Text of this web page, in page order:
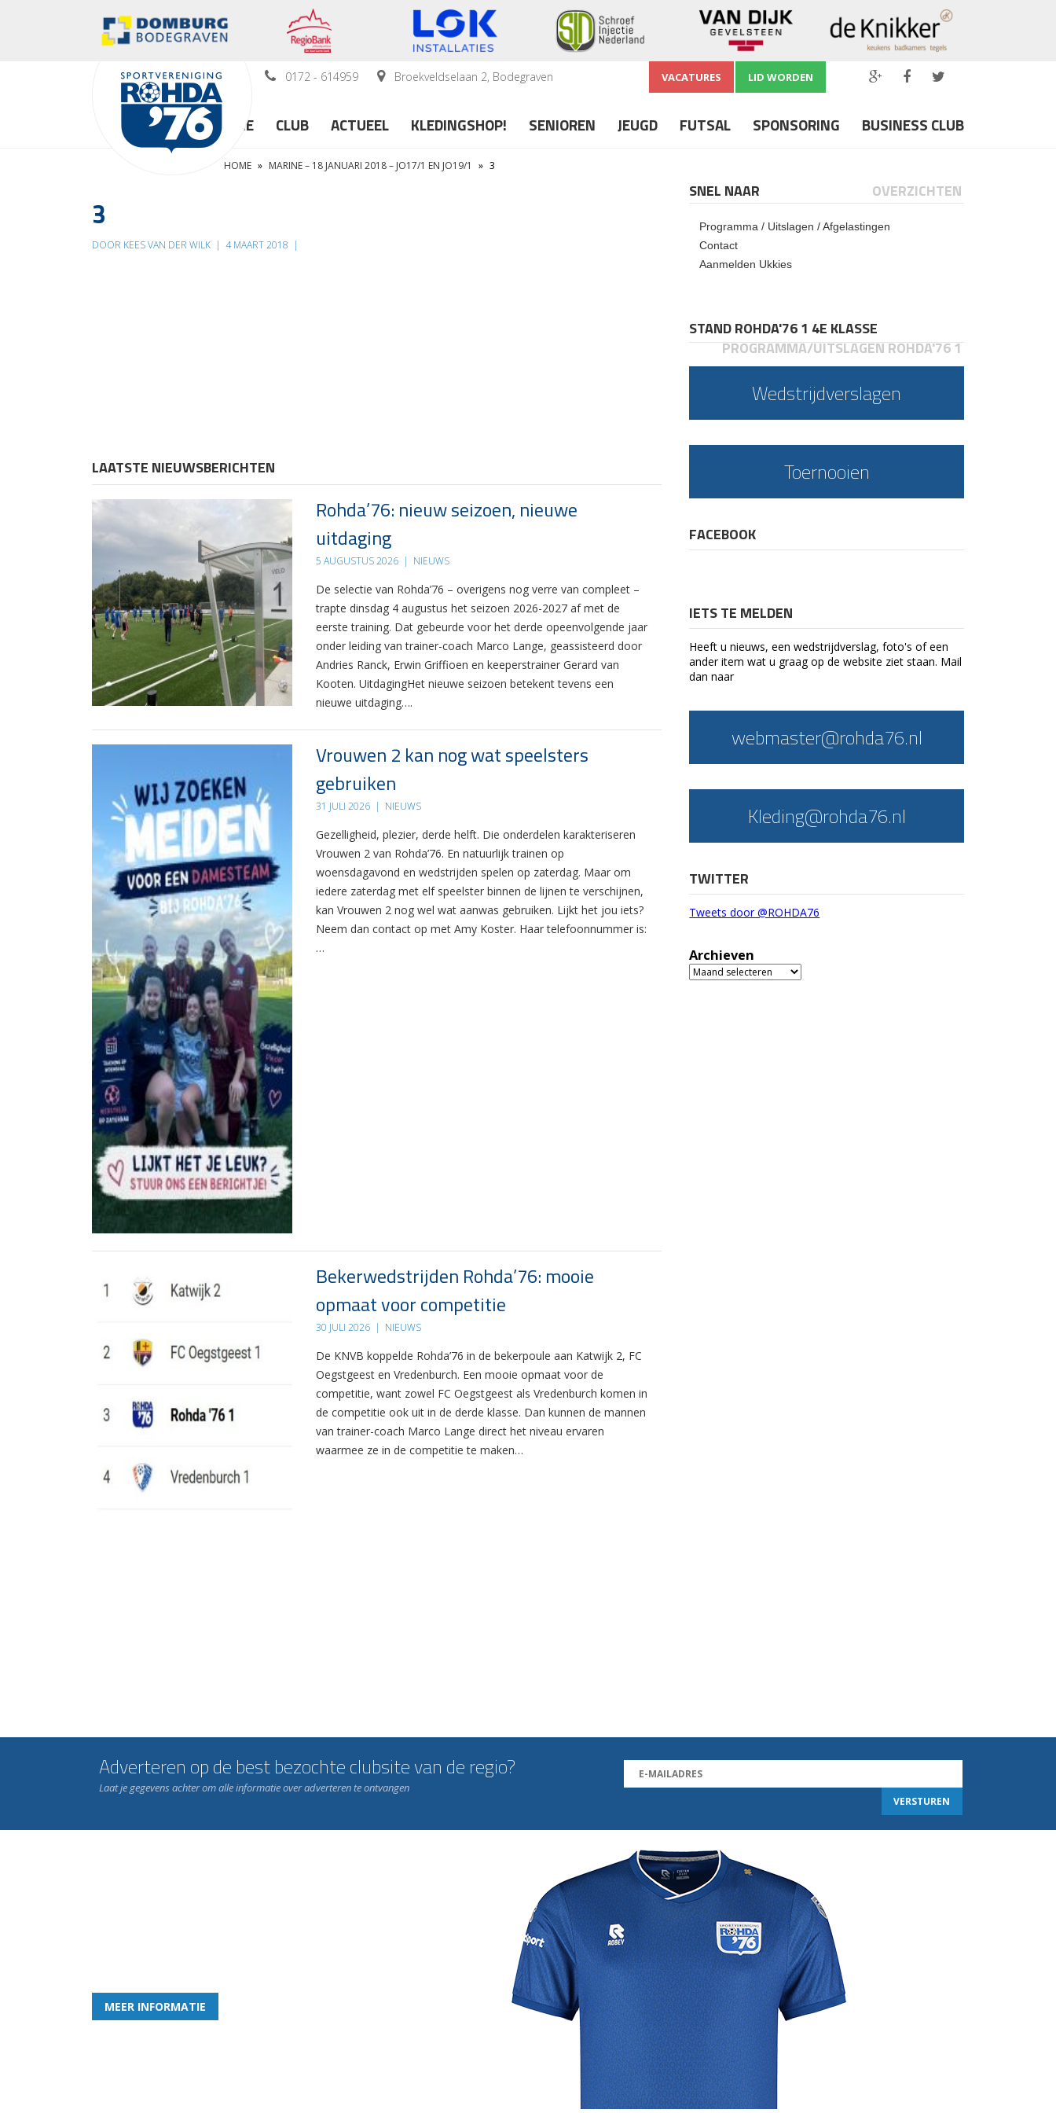
0172 - 614959 Broekveldselaan 2, Bodegraven VACATURES LID WORDEN
HOME CLUB ACTUEEL KLEDINGSHOP! SENIOREN JEUGD FUTSAL SPONSORING BUSINESS CLUB
HOME » MARINE – 18 JANUARI 2018 – JO17/1 EN JO19/1 » 3
3
DOOR KEES VAN DER WILK | 4 MAART 2018 |
LAATSTE NIEUWSBERICHTEN
Rohda’76: nieuw seizoen, nieuwe
uitdaging
5 AUGUSTUS 2026 | NIEUWS
De selectie van Rohda’76 – overigens nog verre van compleet –
trapte dinsdag 4 augustus het seizoen 2026-2027 af met de
eerste training. Dat gebeurde voor het derde opeenvolgende jaar
onder leiding van trainer-coach Marco Lange, geassisteerd door
Andries Ranck, Erwin Griffioen en keeperstrainer Gerard van
Kooten. UitdagingHet nieuwe seizoen betekent tevens een
nieuwe uitdaging….
Vrouwen 2 kan nog wat speelsters
gebruiken
31 JULI 2026 | NIEUWS
Gezelligheid, plezier, derde helft. Die onderdelen karakteriseren
Vrouwen 2 van Rohda’76. En natuurlijk trainen op
woensdagavond en wedstrijden spelen op zaterdag. Maar om
iedere zaterdag met elf speelster binnen de lijnen te verschijnen,
kan Vrouwen 2 nog wel wat aanwas gebruiken. Lijkt het jou iets?
Neem dan contact op met Amy Koster. Haar telefoonnummer is:
…
Bekerwedstrijden Rohda’76: mooie
opmaat voor competitie
30 JULI 2026 | NIEUWS
De KNVB koppelde Rohda’76 in de bekerpoule aan Katwijk 2, FC
Oegstgeest en Vredenburch. Een mooie opmaat voor de
competitie, want zowel FC Oegstgeest als Vredenburch komen in
de competitie ook uit in de derde klasse. Dan kunnen de mannen
van trainer-coach Marco Lange direct het niveau ervaren
waarmee ze in de competitie te maken…
SNEL NAAR OVERZICHTEN
Programma / Uitslagen / Afgelastingen
Contact
Aanmelden Ukkies
STAND ROHDA'76 1 4E KLASSE
PROGRAMMA/UITSLAGEN ROHDA'76 1
Wedstrijdverslagen
Toernooien
FACEBOOK
IETS TE MELDEN
Heeft u nieuws, een wedstrijdverslag, foto's of een
ander item wat u graag op de website ziet staan. Mail
dan naar
webmaster@rohda76.nl
Kleding@rohda76.nl
TWITTER
Tweets door @ROHDA76
Archieven
Archieven
Adverteren op de best bezochte clubsite van de regio?
Laat je gegevens achter om alle informatie over adverteren te ontvangen
MEER INFORMATIE